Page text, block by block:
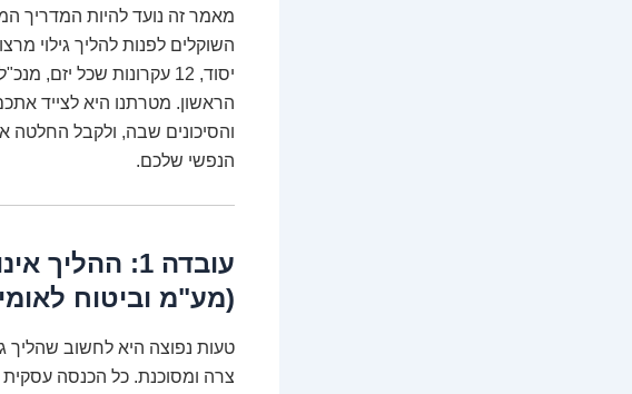
מאמר זה נועד להיות המדריך
יסוד, 12 עקרונות שכל
הראשון. מטרתנו היא לצייד
והסיכונים שבה, ולקבל
הנפשי שלכם.
עובדה 1:
(מע"מ וביטוח
טעות נפוצה היא לחשוב שהליך
צרה ומסוכנת. כל הכנסה